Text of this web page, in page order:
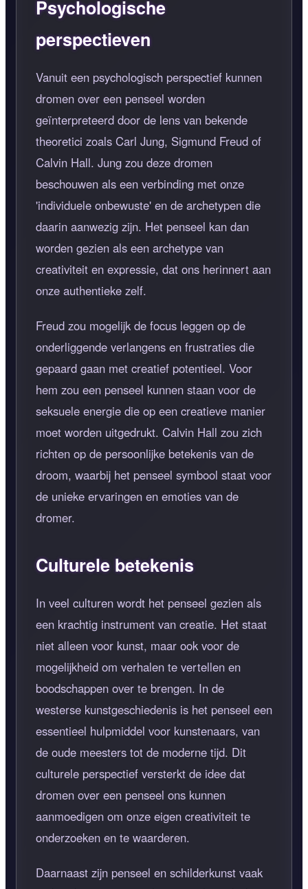
Psychologische
perspectieven
Vanuit een psychologisch perspectief kunnen
dromen over een penseel worden
geïnterpreteerd door de lens van bekende
theoretici zoals Carl Jung, Sigmund Freud of
Calvin Hall. Jung zou deze dromen
beschouwen als een verbinding met onze
'individuele onbewuste' en de archetypen die
daarin aanwezig zijn. Het penseel kan dan
worden gezien als een archetype van
creativiteit en expressie, dat ons herinnert aan
onze authentieke zelf.
Freud zou mogelijk de focus leggen op de
onderliggende verlangens en frustraties die
gepaard gaan met creatief potentieel. Voor
hem zou een penseel kunnen staan voor de
seksuele energie die op een creatieve manier
moet worden uitgedrukt. Calvin Hall zou zich
richten op de persoonlijke betekenis van de
droom, waarbij het penseel symbool staat voor
de unieke ervaringen en emoties van de
dromer.
Culturele betekenis
In veel culturen wordt het penseel gezien als
een krachtig instrument van creatie. Het staat
niet alleen voor kunst, maar ook voor de
mogelijkheid om verhalen te vertellen en
boodschappen over te brengen. In de
westerse kunstgeschiedenis is het penseel een
essentieel hulpmiddel voor kunstenaars, van
de oude meesters tot de moderne tijd. Dit
culturele perspectief versterkt de idee dat
dromen over een penseel ons kunnen
aanmoedigen om onze eigen creativiteit te
onderzoeken en te waarderen.
Daarnaast zijn penseel en schilderkunst vaak